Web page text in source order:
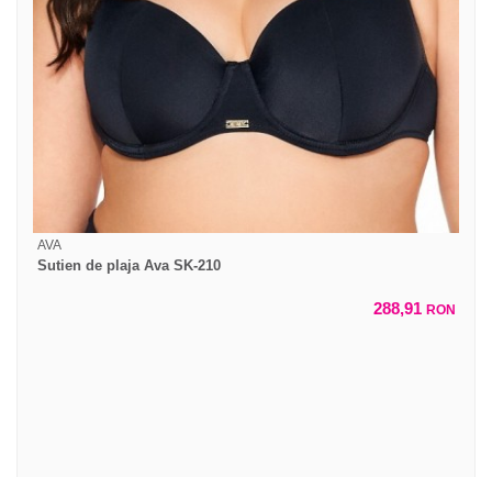
AVA
Sutien de plaja Ava SK-210
288,91 RON